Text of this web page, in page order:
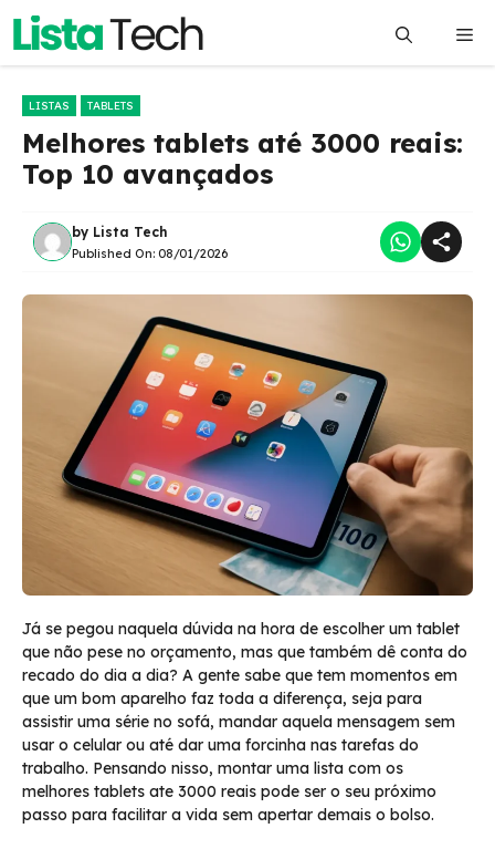
Pular
o
LISTAS TABLETS
Melhores tablets até 3000 reais:
Top 10 avançados
by Lista Tech
Published On: 08/01/2026
Já se pegou naquela dúvida na hora de escolher um tablet
que não pese no orçamento, mas que também dê conta do
recado do dia a dia? A gente sabe que tem momentos em
que um bom aparelho faz toda a diferença, seja para
assistir uma série no sofá, mandar aquela mensagem sem
usar o celular ou até dar uma forcinha nas tarefas do
trabalho. Pensando nisso, montar uma lista com os
melhores tablets ate 3000 reais pode ser o seu próximo
passo para facilitar a vida sem apertar demais o bolso.